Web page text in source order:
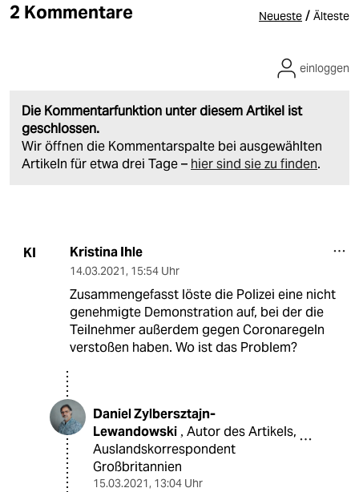
2 Kommentare Neueste / Älteste
Die Kommentarfunktion unter diesem Artikel ist
geschlossen.
Wir öffnen die Kommentarspalte bei ausgewählten
Artikeln für etwa drei Tage – hier sind sie zu finden.
einloggen
KI Kristina Ihle
14.03.2021, 15:54 Uhr
Zusammengefasst löste die Polizei eine nicht
genehmigte Demonstration auf, bei der die
Teilnehmer außerdem gegen Coronaregeln
verstoßen haben. Wo ist das Problem?
Daniel Zylbersztajn-
Lewandowski , Autor des Artikels,
Auslandskorrespondent
Großbritannien
15.03.2021, 13:04 Uhr